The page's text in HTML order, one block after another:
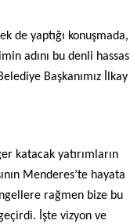
de yaptığı konuşmada,
adını bu denli hassas
Başkanımız İlkay
katacak yatırımların
Menderes’te hayata
rağmen bize bu
İşte vizyon ve